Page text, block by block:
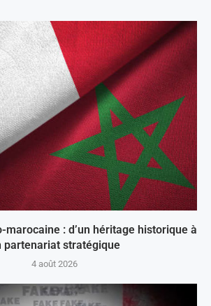
: d’un héritage historique à
partenariat stratégique
4 août 2026